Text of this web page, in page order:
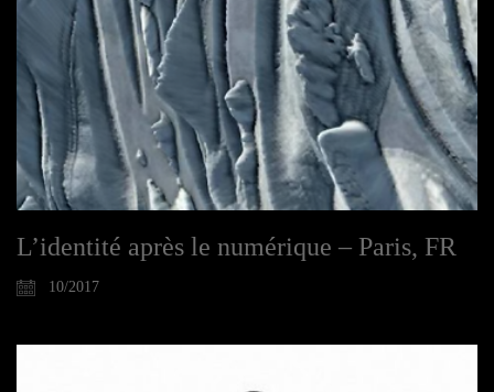
L’identité après le numérique – Paris, FR
10/2017